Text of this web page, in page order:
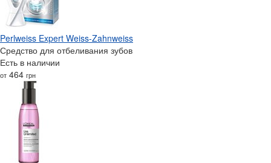
Perlweiss Expert Weiss-Zahnweiss
Средство для отбеливания зубов
Есть в наличии
от 464 грн